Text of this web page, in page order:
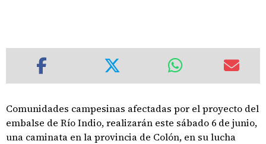
Comunidades campesinas afectadas por el proyecto del
embalse de Río Indio, realizarán este sábado 6 de junio,
una caminata en la provincia de Colón, en su lucha